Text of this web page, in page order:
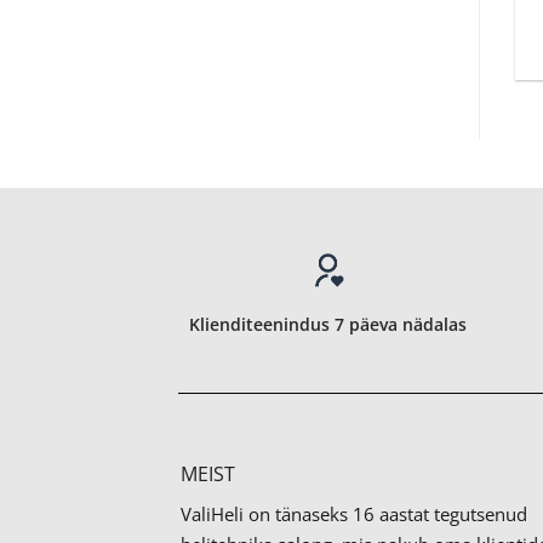
Klienditeenindus 7 päeva nädalas
MEIST
ValiHeli on tänaseks 16 aastat tegutsenud